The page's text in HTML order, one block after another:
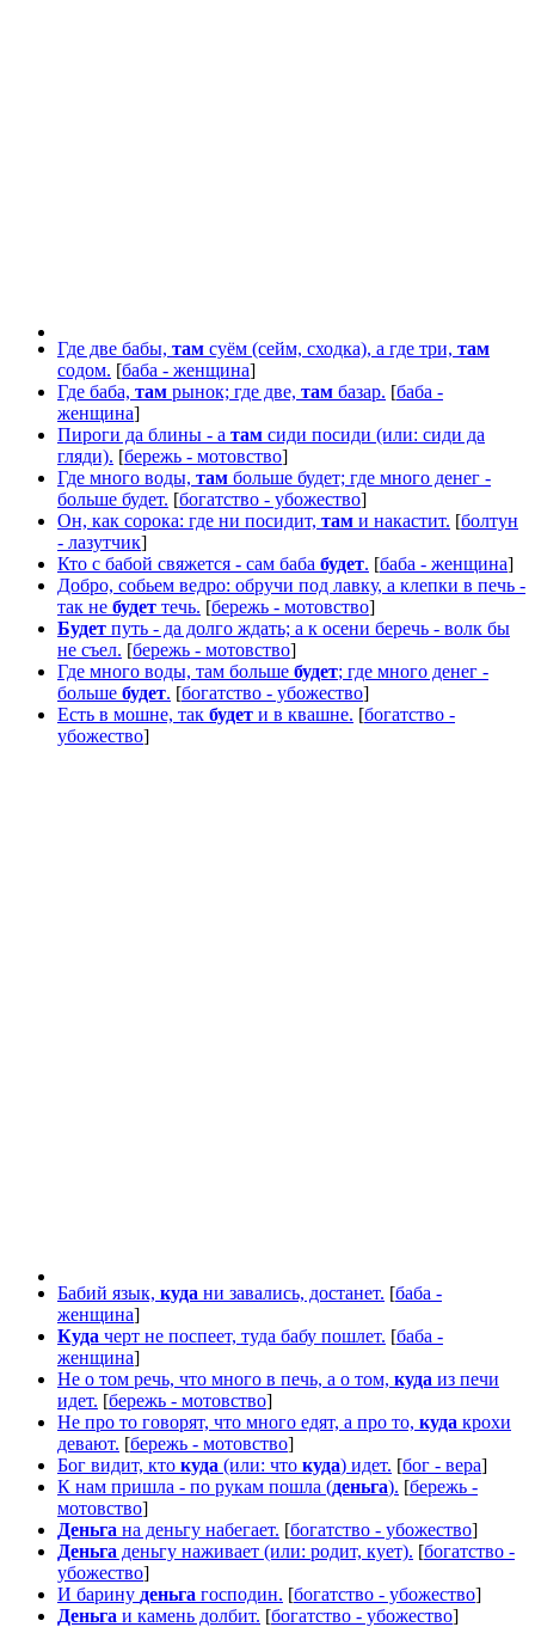
Где две бабы, там суём (сейм, сходка), а где три, там
содом. [баба - женщина]
Где баба, там рынок; где две, там базар. [баба -
женщина]
Пироги да блины - а там сиди посиди (или: сиди да
гляди). [бережь - мотовство]
Где много воды, там больше будет; где много денег -
больше будет. [богатство - убожество]
Он, как сорока: где ни посидит, там и накастит. [болтун
- лазутчик]
Кто с бабой свяжется - сам баба будет. [баба - женщина]
Добро, собьем ведро: обручи под лавку, а клепки в печь -
так не будет течь. [бережь - мотовство]
Будет путь - да долго ждать; а к осени беречь - волк бы
не съел. [бережь - мотовство]
Где много воды, там больше будет; где много денег -
больше будет. [богатство - убожество]
Есть в мошне, так будет и в квашне. [богатство -
убожество]
Бабий язык, куда ни завались, достанет. [баба -
женщина]
Куда черт не поспеет, туда бабу пошлет. [баба -
женщина]
Не о том речь, что много в печь, а о том, куда из печи
идет. [бережь - мотовство]
Не про то говорят, что много едят, а про то, куда крохи
девают. [бережь - мотовство]
Бог видит, кто куда (или: что куда) идет. [бог - вера]
К нам пришла - по рукам пошла (деньга). [бережь -
мотовство]
Деньга на деньгу набегает. [богатство - убожество]
Деньга деньгу наживает (или: родит, кует). [богатство -
убожество]
И барину деньга господин. [богатство - убожество]
Деньга и камень долбит. [богатство - убожество]